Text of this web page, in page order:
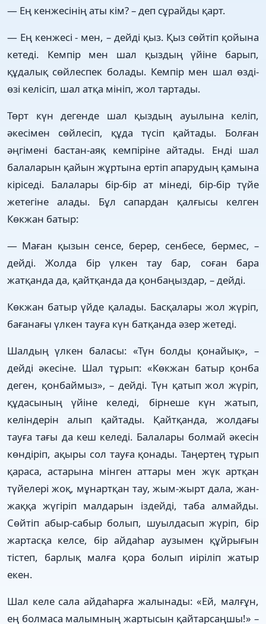
— Ең кенжесінің аты кім? – деп сұрайды қарт.
— Ең кенжесі - мен, – дейді қыз. Қыз сөйтіп қойына
кетеді. Кемпір мен шал қыздың үйіне барып,
құдалық сөйлеспек болады. Кемпір мен шал өзді-
өзі келісіп, шал атқа мініп, жол тартады.
Төрт күн дегенде шал қыздың ауылына келіп,
әкесімен сөйлесіп, құда түсіп қайтады. Болған
әңгімені бастан-аяқ кемпіріне айтады. Енді шал
балаларын қайын жұртына ертіп апарудың қамына
кіріседі. Балалары бір-бір ат мінеді, бір-бір түйе
жетегіне алады. Бұл сапардан қалғысы келген
Көкжан батыр:
— Маған қызын сенсе, берер, сенбесе, бермес, –
дейді. Жолда бір үлкен тау бар, соған бара
жатқанда да, қайтқанда да қонбаңыздар, – дейді.
Көкжан батыр үйде қалады. Басқалары жол жүріп,
бағанағы үлкен тауға күн батқанда әзер жетеді.
Шалдың үлкен баласы: «Түн болды қонайық», –
дейді әкесіне. Шал тұрып: «Көкжан батыр қонба
деген, қонбаймыз», – дейді. Түн қатып жол жүріп,
құдасының үйіне келеді, бірнеше күн жатып,
келіндерін алып қайтады. Қайтқанда, жолдағы
тауға тағы да кеш келеді. Балалары болмай әкесін
көндіріп, ақыры сол тауға қонады. Таңертең тұрып
қараса, астарына мінген аттары мен жүк артқан
түйелері жоқ, мұнартқан тау, жым-жырт дала, жан-
жаққа жүгіріп малдарын іздейді, таба алмайды.
Сөйтіп абыр-сабыр болып, шуылдасып жүріп, бір
жартасқа келсе, бір айдаһар аузымен құйрығын
тістеп, барлық малға қора болып иіріліп жатыр
екен.
Шал келе сала айдаһарға жалынады: «Ей, малғұн,
ең болмаса малымның жартысын қайтарсаңшы!» –